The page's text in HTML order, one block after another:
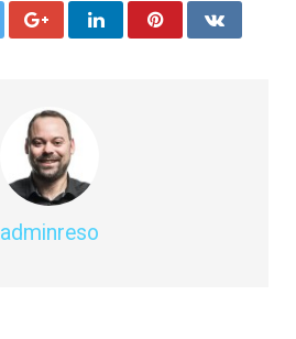
adminreso